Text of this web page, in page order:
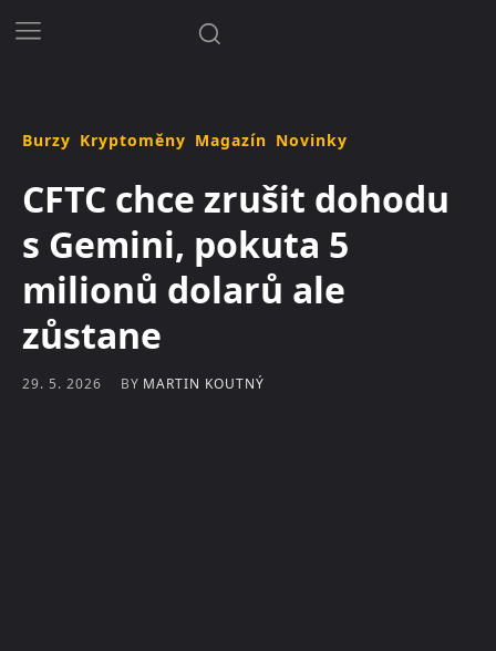
Burzy Kryptoměny Magazín Novinky
CFTC chce zrušit dohodu
s Gemini, pokuta 5
milionů dolarů ale
zůstane
29. 5. 2026 BY MARTIN KOUTNÝ